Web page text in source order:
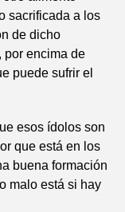
sacrificada a los
de dicho
por encima de
puede sufrir el
esos ídolos son
que está en los
buena formación
malo está si hay